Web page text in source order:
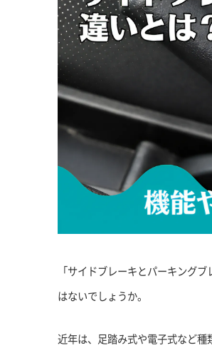
「サイドブレーキとパーキング
はないでしょうか。
近年は、足踏み式や電子式など種